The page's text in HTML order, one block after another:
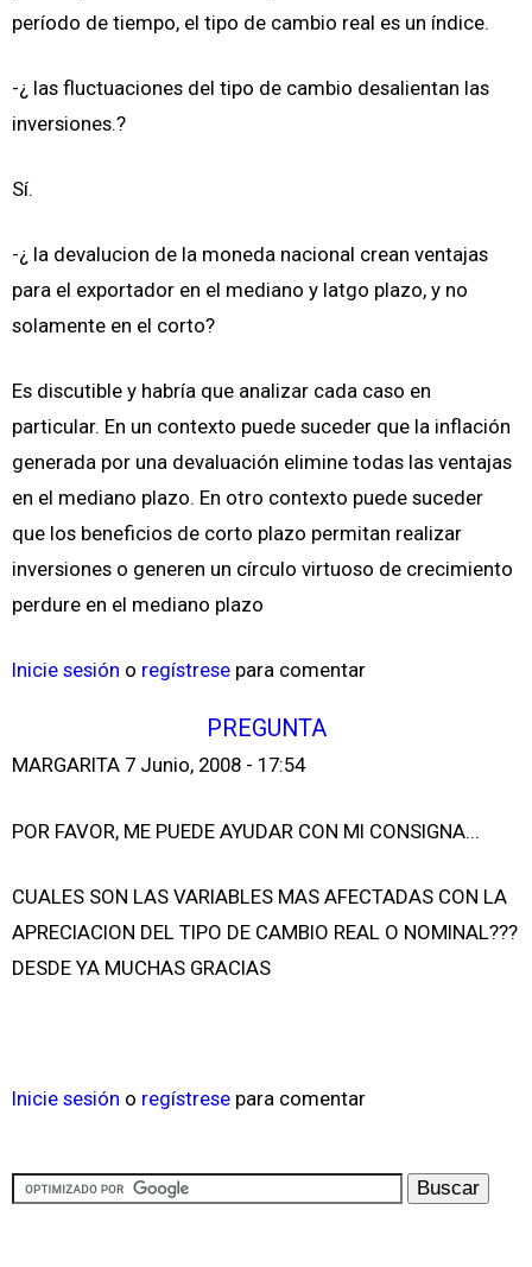
período de tiempo, el tipo de cambio real es un índice.
-¿ las fluctuaciones del tipo de cambio desalientan las
inversiones.?
Sí.
-¿ la devalucion de la moneda nacional crean ventajas
para el exportador en el mediano y latgo plazo, y no
solamente en el corto?
Es discutible y habría que analizar cada caso en
particular. En un contexto puede suceder que la inflación
generada por una devaluación elimine todas las ventajas
en el mediano plazo. En otro contexto puede suceder
que los beneficios de corto plazo permitan realizar
inversiones o generen un círculo virtuoso de crecimiento
perdure en el mediano plazo
Inicie sesión o regístrese para comentar
PREGUNTA
MARGARITA 7 Junio, 2008 - 17:54
POR FAVOR, ME PUEDE AYUDAR CON MI CONSIGNA...
CUALES SON LAS VARIABLES MAS AFECTADAS CON LA
APRECIACION DEL TIPO DE CAMBIO REAL O NOMINAL???
DESDE YA MUCHAS GRACIAS
Inicie sesión o regístrese para comentar